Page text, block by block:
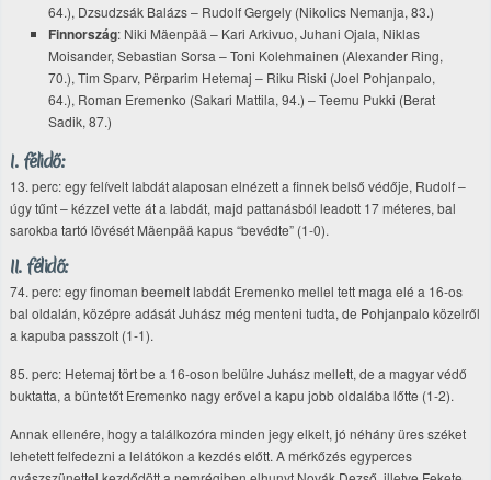
64.), Dzsudzsák Balázs – Rudolf Gergely (Nikolics Nemanja, 83.)
Finnország: Niki Mäenpää – Kari Arkivuo, Juhani Ojala, Niklas
Moisander, Sebastian Sorsa – Toni Kolehmainen (Alexander Ring,
70.), Tim Sparv, Përparim Hetemaj – Riku Riski (Joel Pohjanpalo,
64.), Roman Eremenko (Sakari Mattila, 94.) – Teemu Pukki (Berat
Sadik, 87.)
I. félidő:
13. perc: egy felívelt labdát alaposan elnézett a finnek belső védője, Rudolf –
úgy tűnt – kézzel vette át a labdát, majd pattanásból leadott 17 méteres, bal
sarokba tartó lövését Mäenpää kapus “bevédte” (1-0).
II. félidő:
74. perc: egy finoman beemelt labdát Eremenko mellel tett maga elé a 16-os
bal oldalán, középre adását Juhász még menteni tudta, de Pohjanpalo közelről
a kapuba passzolt (1-1).
85. perc: Hetemaj tört be a 16-oson belülre Juhász mellett, de a magyar védő
buktatta, a büntetőt Eremenko nagy erővel a kapu jobb oldalába lőtte (1-2).
Annak ellenére, hogy a találkozóra minden jegy elkelt, jó néhány üres széket
lehetett felfedezni a lelátókon a kezdés előtt. A mérkőzés egyperces